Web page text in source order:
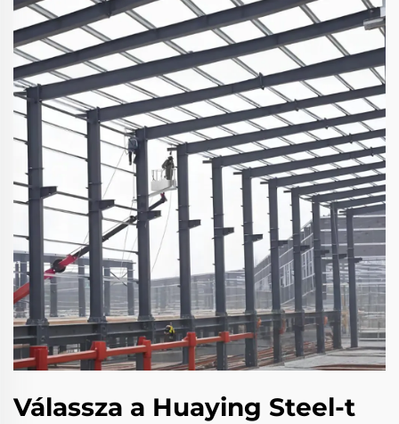
Válassza a Huaying Steel-t